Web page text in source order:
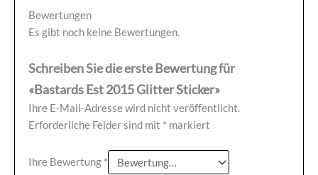
Bewertungen
Es gibt noch keine Bewertungen.
Schreiben Sie die erste Bewertung für
«Bastards Est 2015 Glitter Sticker»
Ihre E-Mail-Adresse wird nicht veröffentlicht.
Erforderliche Felder sind mit * markiert
Ihre Bewertung *